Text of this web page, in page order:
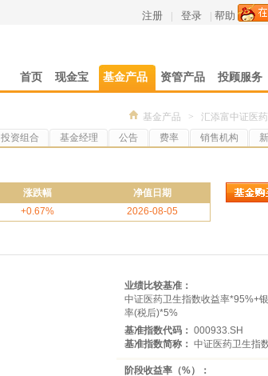
注册 | 登录 | 帮助
首页 现金宝 基金产品 资管产品 投顾服务
基金产品 > 汇添富中证医
投资组合 基金经理 公告 费率 销售机构
涨跌幅
净值日期
+0.67% 2026-08-05
业绩比较基准：
中证医药卫生指数收益率*95%+
率(税后)*5%
基准指数代码：
000933.SH
基准指数简称：
中证医药卫生指
阶段收益率（%）：